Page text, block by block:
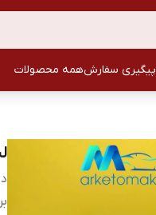
پیگیری سفارشهمه محصولات